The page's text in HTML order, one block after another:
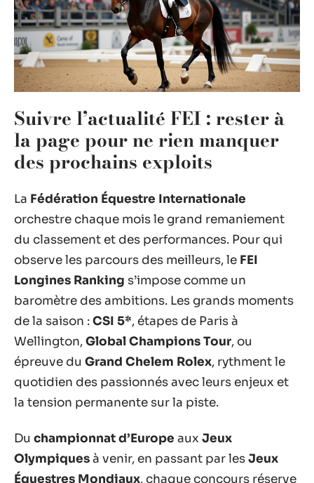
Suivre l’actualité FEI : rester à
la page pour ne rien manquer
des prochains exploits
La Fédération Équestre Internationale
orchestre chaque mois le grand remaniement
du classement et des performances. Pour qui
observe les parcours des meilleurs, le FEI
Longines Ranking s’impose comme un
baromètre des ambitions. Les grands moments
de la saison :CSI 5*, étapes de Paris à
Wellington,Global Champions Tour, ou
épreuve du Grand Chelem Rolex, rythment le
quotidien des passionnés avec leurs enjeux et
la tension permanente sur la piste.
Du championnat d’Europe aux Jeux
Olympiquesà venir, en passant par lesJeux
Équestres Mondiaux, chaque concours réserve